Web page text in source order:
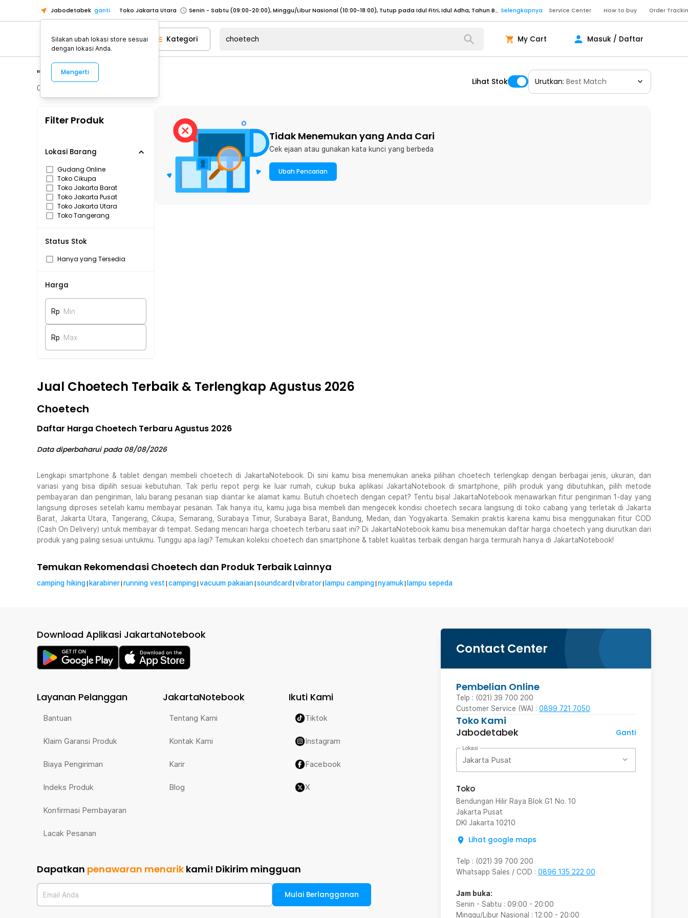
Jabodetabek ganti Toko Jakarta Utara Senin - Sabtu (09:00-20:00), Minggu/Libur Nasional (10:00-18:00), Tutup pada Idul Fitri, Idul Adha, Tahun Baru Selengkapnya
Toko Tangerang
Toko Cikupa
Senin - Jumat (10:00-20:00), Sabtu - Minggu dan Libur Nasional (10:00-18:00), Tutup pada Idul Fitri, Idul Adha, Tahun Baru
Selengkapnya
Pick n Go Jakarta Barat
Senin - Jumat (07:00 - 20:00), Sabtu - Minggu (08:00 - 20:00), Tutup pada Idul Fitri Selengkapnya
Senin - Sabtu (09:00-20:00), Minggu/Libur Nasional (12:00-20:00), Tutup pada Idul Fitri
Toko Jakarta Utara
Toko Tangerang
Pick n Go Jakarta Barat
Senin - Jumat (07:00 - 20:00), Sabtu - Minggu (08:00 - 20:00), Tutup pada Idul Fitri
Senin - Jumat (08:00 - 20:00), Sabtu - Minggu/ Libur Nasional (08:00 - 17:00)
Service Center How to buy Order
Kategori My Cart Masuk / Daftar
"choetech"
0
Lihat Stok Urutkan: Best Match
Filter Produk
Lokasi Barang
Gudang Online
Toko Cikupa
Toko Jakarta Barat
Toko Jakarta Pusat
Toko Jakarta Utara
Toko Tangerang
Status Stok
Hanya yang Tersedia
Harga
Rp Min
Rp Max
Tidak Menemukan yang Anda Cari
Cek ejaan atau gunakan kata kunci yang berbeda
Ubah Pencarian
Jual Choetech Terbaik & Terlengkap Agustus 2026
Choetech
Daftar Harga Choetech Terbaru Agustus 2026
Data diperbaharui pada 08/08/2026
Lengkapi smartphone & tablet dengan membeli choetech di JakartaNotebook. Di sini kamu bisa menemukan aneka pilihan choetech terlengkap dengan berbagai jenis, ukuran, dan
variasi yang bisa dipilih sesuai kebutuhan. Tak perlu repot pergi ke luar rumah, cukup buka aplikasi JakartaNotebook di smartphone, pilih produk yang dibutuhkan, pilih metode
pembayaran dan pengiriman, lalu barang pesanan siap diantar ke alamat kamu. Butuh choetech dengan cepat? Tentu bisa! JakartaNotebook menawarkan fitur pengiriman 1-day yang
langsung diproses setelah kamu membayar pesanan. Tak hanya itu, kamu juga bisa membeli dan mengecek kondisi choetech secara langsung di toko cabang yang terletak di Jakarta
Barat, Jakarta Utara, Tangerang, Cikupa, Semarang, Surabaya Timur, Surabaya Barat, Bandung, Medan, dan Yogyakarta. Semakin praktis karena kamu bisa menggunakan fitur COD
(Cash On Delivery) untuk membayar di tempat. Sedang mencari harga choetech terbaru saat ini? Di JakartaNotebook kamu bisa menemukan daftar harga choetech yang diurutkan dari
produk yang paling sesuai untukmu. Tunggu apa lagi? Temukan koleksi choetech dan smartphone & tablet kualitas terbaik dengan harga termurah hanya di JakartaNotebook!
Temukan Rekomendasi Choetech dan Produk Terbaik Lainnya
camping hiking karabiner running vest camping vacuum pakaian soundcard vibrator lampu camping nyamuk lampu sepeda
Contact Center
Pembelian Online
Telp : (021) 39 700 200
Customer Service (WA) : 0899 721 7050
Toko Kami
Jabodetabek
Ganti
Lokasi
Jakarta Pusat
Toko
Bendungan Hilir Raya Blok G1 No. 10
Jakarta Pusat
DKI Jakarta 10210
Lihat google maps
Telp : (021) 39 700 200
Whatsapp Sales / COD : 0896 135 222 00
Jam buka:
Senin - Sabtu : 09:00 - 20:00
Minggu/Libur Nasional : 12:00 - 20:00
Download Aplikasi JakartaNotebook
Layanan Pelanggan
Bantuan
Klaim Garansi Produk
Biaya Pengiriman
Indeks Produk
Konfirmasi Pembayaran
Lacak Pesanan
JakartaNotebook
Tentang Kami
Kontak Kami
Karir
Blog
Ikuti Kami
Tiktok
Instagram
Facebook
X
Dapatkan penawaran menarik kami! Dikirim mingguan
Email Anda Mulai Berlangganan
Silakan ubah lokasi store sesuai
dengan lokasi Anda.
Mengerti